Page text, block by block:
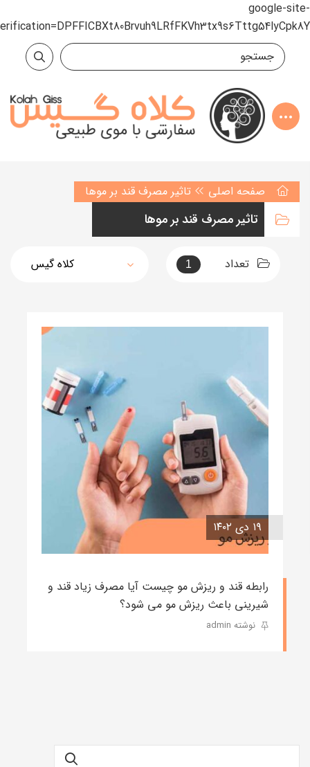
google-site-
صفحه اصلی تاثیر مصرف قند بر موها
تاثیر مصرف قند بر موها
تعداد 1
۱۹ دی ۱۴۰۲
رابطه قند و ریزش مو چیست آیا مصرف زیاد قند و
شیرینی باعث ریزش مو می شود؟
نوشته admin